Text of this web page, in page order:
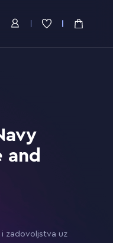
and
zadovoljstva uz